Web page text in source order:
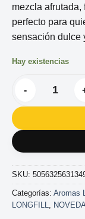
mezcla afrutada,
perfecto para
sensación dulce
Hay existencias
AROMA
SKU:
Categorías: Aromas
LONGFILL,